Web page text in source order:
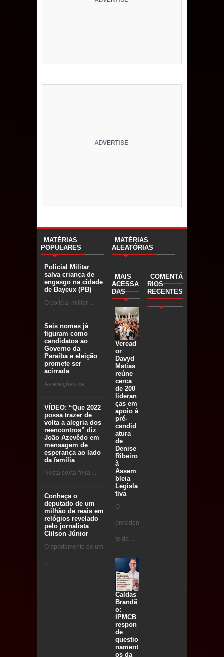
MATÉRIAS
POPULARES
Policial Militar
salva criança de
engasgo na cidade
de Bayeux (PB)
O policial militar ...
Seis nomes já
figuram como
candidatos ao
Governo da
Paraíba e eleição
promete ser
acirrada
As eleições de ...
VÍDEO: “Que 2022
possa trazer de
volta a alegria dos
reencontros” diz
João Azevêdo em
mensagem de
esperança ao lado
da família
Nesta sexta-feira ...
Conheça o
deputado de um
milhão de reais em
relógios revelado
pelo jornalista
Clilson Júnior
O apartamento de um
...
MATÉRIAS
ALEATÓRIAS
MAIS
ACESSA
DAS
Veread
or
Davyd
Matias
reúne
cerca
de 200
lideran
ças em
apoio à
pré-
candid
atura
de
Denise
Ribeiro
à
Assem
bleia
Legisla
tiva
O
presiden
te da ...
Caldas
Brandã
o:
IPMCB
respon
de
questio
nament
os da
COMENTÁ
RIOS
RECENTES